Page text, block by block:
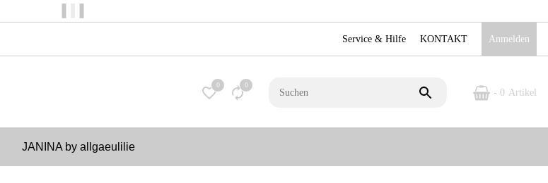
Service & Hilfe KONTAKT Anmelden
0 0
- 0 Artikel
JANINA by allgaeulilie